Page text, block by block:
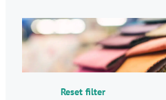
Reset filter